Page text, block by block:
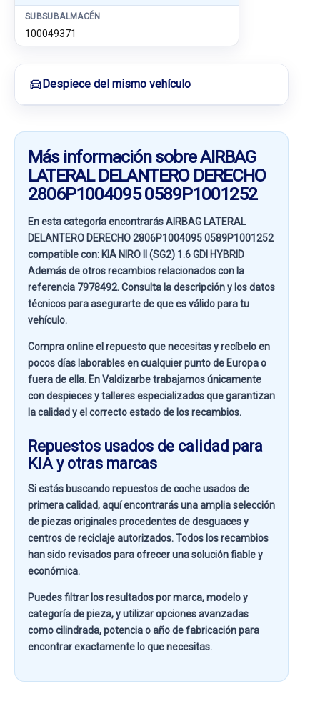
SUBSUBALMACÉN
100049371
Despiece del mismo vehículo
Más información sobre AIRBAG
LATERAL DELANTERO DERECHO
2806P1004095 0589P1001252
En esta categoría encontrarás AIRBAG LATERAL
DELANTERO DERECHO 2806P1004095 0589P1001252
compatible con: KIA NIRO II (SG2) 1.6 GDI HYBRID
Además de otros recambios relacionados con la
referencia 7978492. Consulta la descripción y los datos
técnicos para asegurarte de que es válido para tu
vehículo.
Compra online el repuesto que necesitas y recíbelo en
pocos días laborables en cualquier punto de Europa o
fuera de ella. EnValdizarbetrabajamos únicamente
con despieces y talleres especializados que garantizan
la calidad y el correcto estado de los recambios.
Repuestos usados de calidad para
KIA y otras marcas
Si estás buscandorepuestos de coche usados de
primera calidad, aquí encontrarás una amplia selección
de piezas originales procedentes de desguaces y
centros de reciclaje autorizados. Todos los recambios
han sido revisados para ofrecer una solución fiable y
económica.
Puedes filtrar los resultados pormarca, modelo y
categoría de pieza, y utilizar opciones avanzadas
comocilindrada, potencia o año de fabricaciónpara
encontrar exactamente lo que necesitas.